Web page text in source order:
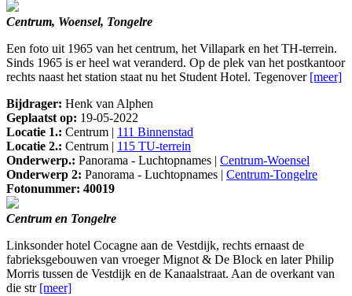
Centrum, Woensel, Tongelre
Een foto uit 1965 van het centrum, het Villapark en het TH-terrein.
Sinds 1965 is er heel wat veranderd. Op de plek van het postkantoor
rechts naast het station staat nu het Student Hotel. Tegenover [meer]
Bijdrager: Henk van Alphen
Geplaatst op: 19-05-2022
Locatie 1.: Centrum | 111 Binnenstad
Locatie 2.: Centrum | 115 TU-terrein
Onderwerp.: Panorama - Luchtopnames | Centrum-Woensel
Onderwerp 2: Panorama - Luchtopnames | Centrum-Tongelre
Fotonummer: 40019
Centrum en Tongelre
Linksonder hotel Cocagne aan de Vestdijk, rechts ernaast de
fabrieksgebouwen van vroeger Mignot & De Block en later Philip
Morris tussen de Vestdijk en de Kanaalstraat. Aan de overkant van
die str [meer]